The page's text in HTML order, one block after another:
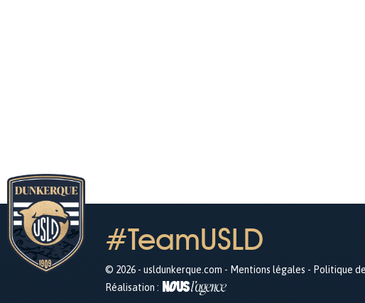
#TeamUSLD
© 2026 - usldunkerque.com - Mentions légales - Politique
Réalisation :